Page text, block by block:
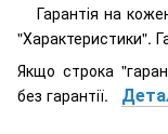
Гарантія на
"Характеристики".
Якщо строка
без гарантії.